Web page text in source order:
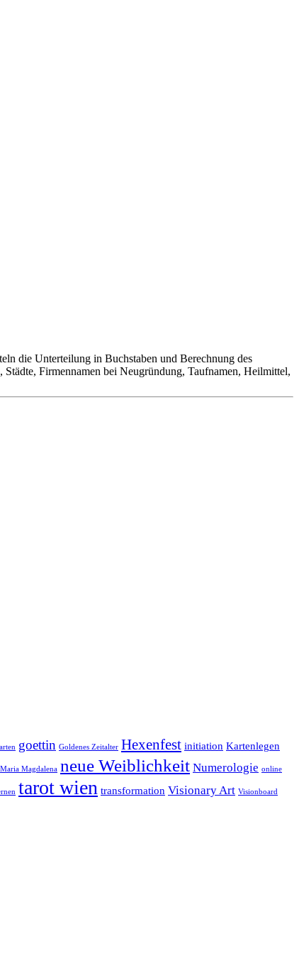
die Unterteilung in Buchstaben und Berechnung des
Firmennamen bei Neugründung, Taufnamen, Heilmittel,
goettin Goldenes Zeitalter Hexenfest initiation Kartenlegen
Maria Magdalena neue Weiblichkeit Numerologie online
tarot wien transformation Visionary Art Visionboard